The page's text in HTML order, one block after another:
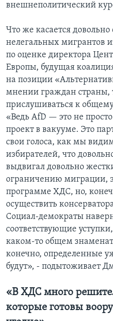
внешнеполитический
Что же касается
нелегальных мигрантов
по оценке директора
Европы, будущая
на позиции
мнении граждан страны,
прислушиваться к
«Ведь AfD — это не
проект в вакууме. Это
свои голоса, как мы
избирателей, что
выдвигал довольно
ограничению миграции,
программе ХДС, но,
осуществить
Социал-демократы
соответствующие
каком-то общем
конечно, определенные
будут», - подытоживает
«В ХДС много
которые готовы